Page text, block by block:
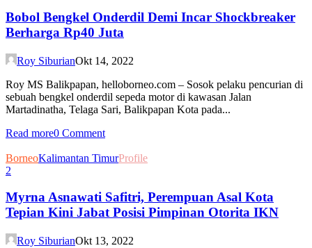
Bobol Bengkel Onderdil Demi Incar Shockbreaker
Berharga Rp40 Juta
Roy SiburianOkt 14, 2022
Roy MS Balikpapan, helloborneo.com – Sosok pelaku pencurian di
sebuah bengkel onderdil sepeda motor di kawasan Jalan
Martadinatha, Telaga Sari, Balikpapan Kota pada...
Read more0 Comment
BorneoKalimantan TimurProfile
2
Myrna Asnawati Safitri, Perempuan Asal Kota
Tepian Kini Jabat Posisi Pimpinan Otorita IKN
Roy SiburianOkt 13, 2022